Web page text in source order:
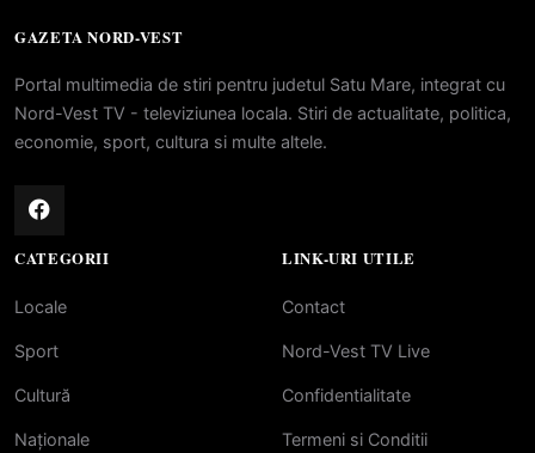
GAZETA NORD-VEST
Portal multimedia de stiri pentru judetul Satu Mare, integrat cu
Nord-Vest TV - televiziunea locala. Stiri de actualitate, politica,
economie, sport, cultura si multe altele.
CATEGORII
Locale
Sport
Cultură
Naționale
LINK-URI UTILE
Contact
Nord-Vest TV Live
Confidentialitate
Termeni si Conditii